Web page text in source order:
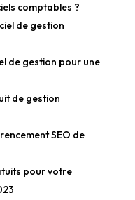
comptables ?
de gestion
de gestion pour une
de gestion
SEO de
pour votre